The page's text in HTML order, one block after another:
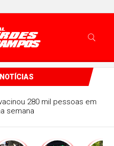
280 mil pessoas em
semana